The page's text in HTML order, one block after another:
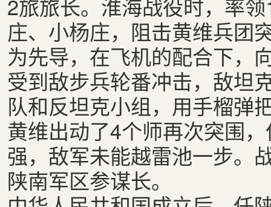
2旅旅长。淮海战役时，率
庄、小杨庄，阻击黄维兵团
为先导，在飞机的配合下，
受到敌步兵轮番冲击，敌坦
队和反坦克小组，用手榴弹
黄维出动了4个师再次突围
强，敌军未能越雷池一步。
陕南军区参谋长。